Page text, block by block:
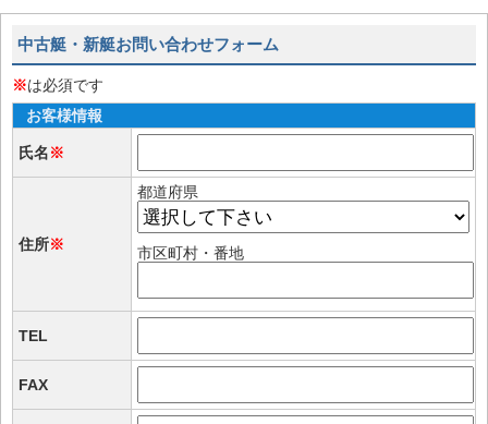
中古艇・新艇お問い合わせフォーム
※は必須です
お客様情報
氏名※
住所※
都道府県
市区町村・番地
TEL
FAX